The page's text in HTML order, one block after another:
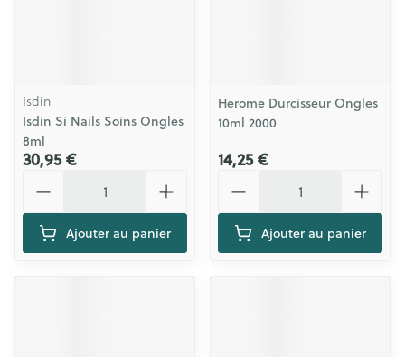
Isdin
Isdin Si Nails Soins Ongles
8ml
30,95 €
Ajouter au panier
Herome Durcisseur Ongles
10ml 2000
14,25 €
Ajouter au panier